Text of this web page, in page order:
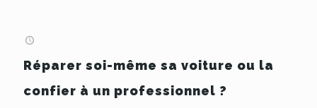
Réparer soi-même sa voiture ou la
confier à un professionnel ?